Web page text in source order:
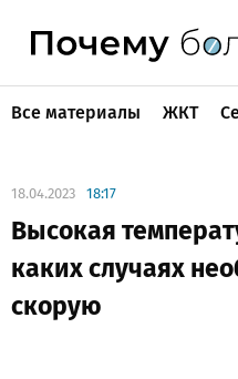
Все материалы ЖКТ
18.04.2023 18:17
Высокая
каких случаях
скорую